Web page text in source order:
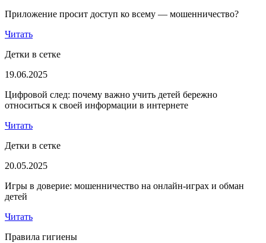
Приложение просит доступ ко всему — мошенничество?
Читать
Детки в сетке
19.06.2025
Цифровой след: почему важно учить детей бережно
относиться к своей информации в интернете
Читать
Детки в сетке
20.05.2025
Игры в доверие: мошенничество на онлайн-играх и обман
детей
Читать
Правила гигиены